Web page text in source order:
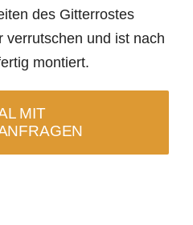
des Gitterrostes
verrutschen und ist nach
montiert.
MIT